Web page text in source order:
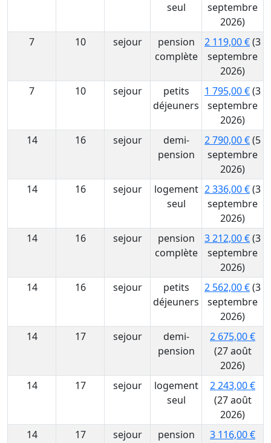
seul
septembre
2026)
7
10 sejour
pension
complète
2 119,00 €(3
septembre
2026)
7
10 sejour
petits
déjeuners
1 795,00 €(3
septembre
2026)
14
16 sejour
demi-
pension
2 790,00 €(5
septembre
2026)
14
16 sejour
logement
seul
2 336,00 €(3
septembre
2026)
14
16 sejour
pension
complète
3 212,00 €(3
septembre
2026)
14
16 sejour
petits
déjeuners
2 562,00 €(3
septembre
2026)
14
17 sejour
demi-
pension
2 675,00 €
(27 août
2026)
14
17 sejour
logement
seul
2 243,00 €
(27 août
2026)
14
17 sejour
pension
3 116,00 €